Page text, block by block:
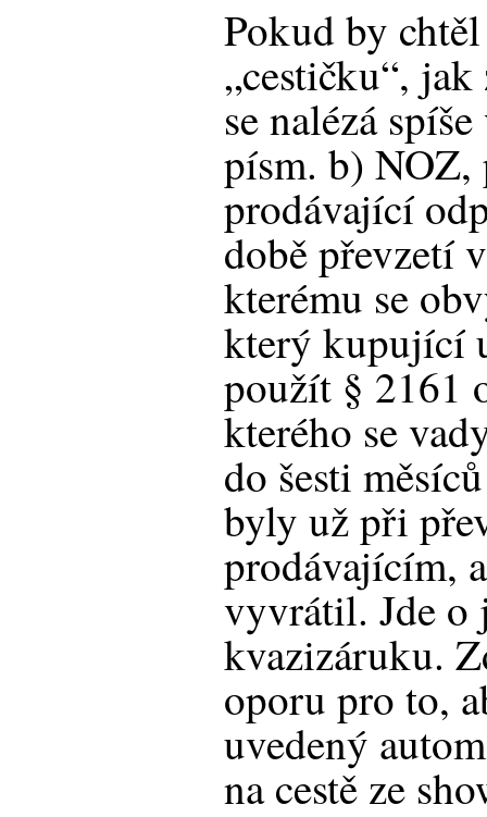
Pokud by
„cestičku“,
se nalézá
písm. b) NOZ,
prodávající
době převzetí
kterému se
který kupující
použít § 2161
kterého se
do šesti
byly už při
prodávajícím,
vyvrátil. Jde o
kvazizáruku.
oporu pro to,
uvedený
na cestě ze